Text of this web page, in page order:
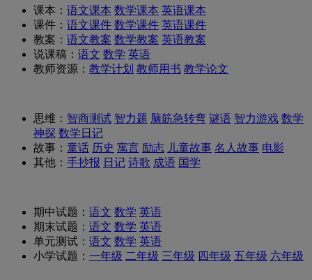
课本： 语文课本 数学课本 英语课本
课件： 语文课件 数学课件 英语课件
教案： 语文教案 数学教案 英语教案
说课稿： 语文 数学 英语
教师资源： 教学计划 教师用书 教学论文
思维： 智商测试 智力题 脑筋急转弯 谜语 智力游戏 数学
神探 数学日记
故事： 童话 历史 寓言 励志 儿童故事 名人故事 电影
其他： 手抄报 日记 诗歌 成语 国学
期中试题： 语文 数学 英语
期末试题： 语文 数学 英语
单元测试： 语文 数学 英语
小学试题： 一年级 二年级 三年级 四年级 五年级 六年级